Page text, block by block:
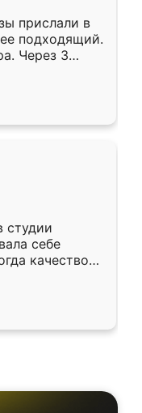
прислали в
подходящий.
Через 3
Остались
студии
себе
качеством
уже почти